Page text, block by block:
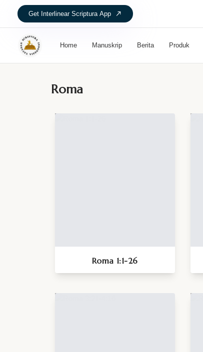
Get nter inear Scriptura App
Home Manuskrip Berita Produk
Roma
Roma 1:1-26